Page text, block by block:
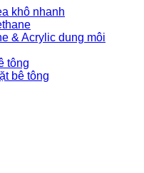
khô nhanh
& Acrylic dung môi
tông
bê tông